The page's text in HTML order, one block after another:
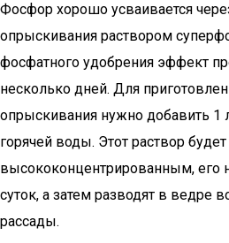
Фосфор хорошо усваивается
опрыскивания раствором
фосфатного удобрения эффект
несколько дней. Для
опрыскивания нужно добавить 1
горячей воды. Этот раствор будет
высококонцентрированным, его
суток, а затем разводят в ведре
рассады.